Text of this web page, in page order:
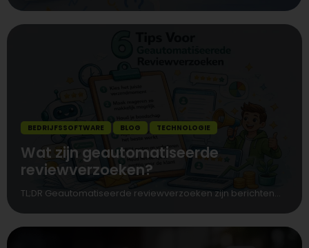
BEDRIJFSSOFTWARE BLOG TECHNOLOGIE
Wat zijn geautomatiseerde
reviewverzoeken?
TL;DR Geautomatiseerde reviewverzoeken zijn berichten...